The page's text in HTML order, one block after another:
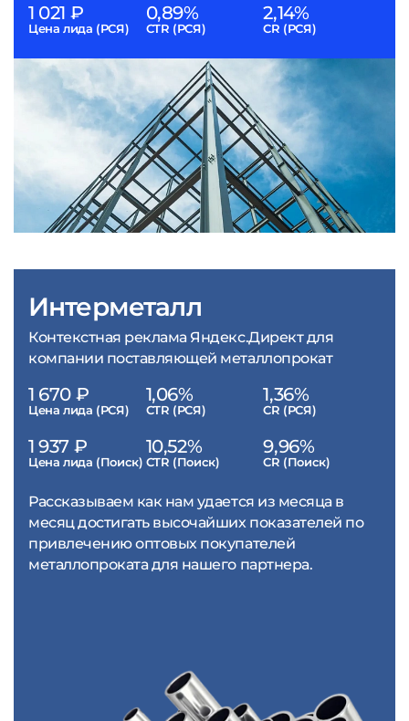
1 021 ₽
Цена лида (РСЯ)
0,89%
CTR (РСЯ)
2,14%
CR (РСЯ)
Интерметалл
Контекстная реклама Яндекс.Директ для
компании поставляющей металлопрокат
1 670 ₽
Цена лида (РСЯ)
1,06%
CTR (РСЯ)
1,36%
CR (РСЯ)
1 937 ₽
Цена лида (Поиск)
10,52%
CTR (Поиск)
9,96%
CR (Поиск)
Рассказываем как нам удается из месяца в
месяц достигать высочайших показателей по
привлечению оптовых покупателей
металлопроката для нашего партнера.